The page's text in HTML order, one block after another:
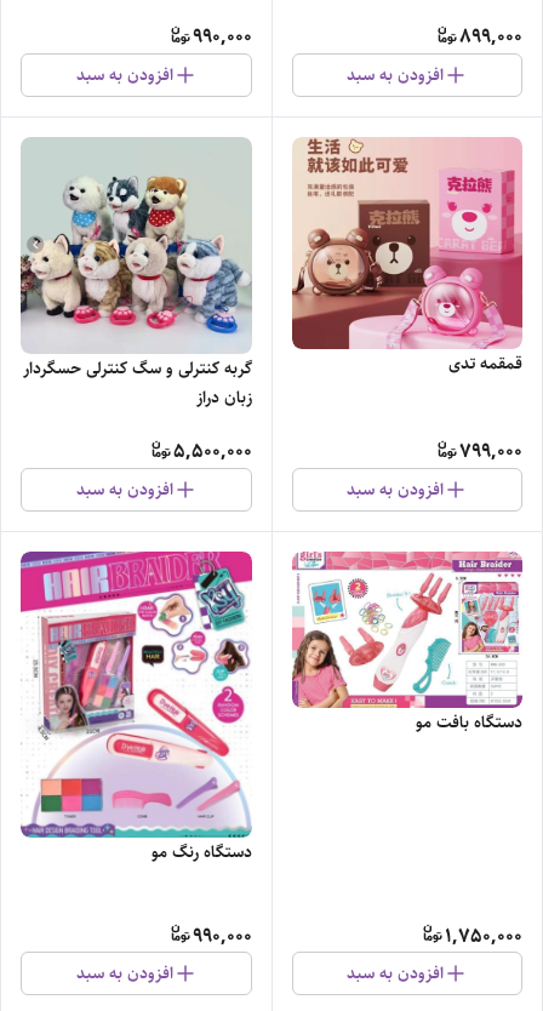
899,000
افزودن به سبد
990,000
افزودن به سبد
قمقمه تدی
799,000
افزودن به سبد
گربه کنترلی و سگ کنترلی حسگردار
زبان دراز
5,500,000
افزودن به سبد
دستگاه بافت مو
1,750,000
افزودن به سبد
دستگاه رنگ مو
990,000
افزودن به سبد